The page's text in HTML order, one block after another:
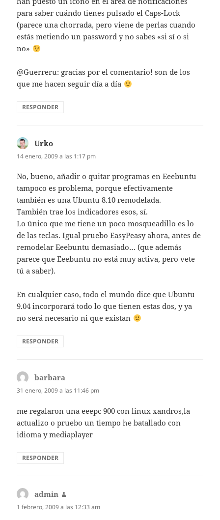
para saber cuándo tienes pulsado el Caps-Lock
(parece una chorrada, pero viene de perlas cuando
estás metiendo un password y no sabes «si sí o si
no»
@Guerreru: gracias por el comentario! son de los
que me hacen seguir día a día
RESPONDER
Urko
14 enero, 2009 a las 1:17 pm
No, bueno, añadir o quitar programas en Eeebuntu
tampoco es problema, porque efectivamente
también es una Ubuntu 8.10 remodelada.
También trae los indicadores esos, sí.
Lo único que me tiene un poco mosqueadillo es lo
de las teclas. Igual pruebo EasyPeasy ahora, antes de
remodelar Eeebuntu demasiado… (que además
parece que Eeebuntu no está muy activa, pero vete
tú a saber).
En cualquier caso, todo el mundo dice que Ubuntu
9.04 incorporará todo lo que tienen estas dos, y ya
no será necesario ni que existan
RESPONDER
barbara
31 enero, 2009 a las 11:46 pm
me regalaron una eeepc 900 con linux xandros,la
actualizo o pruebo un tiempo he batallado con
idioma y mediaplayer
RESPONDER
admin
1 febrero, 2009 a las 12:33 am